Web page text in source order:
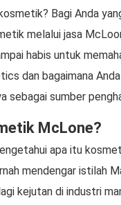
Bagi Anda
melalui jasa
habis untuk
dan bagaimana
sebagai sumber
McLone?
apa itu
mendengar istilah
kejutan di industri